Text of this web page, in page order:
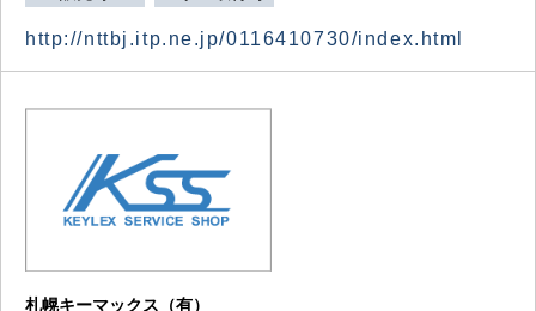
http://nttbj.itp.ne.jp/0116410730/index.html
札幌キーマックス（有）